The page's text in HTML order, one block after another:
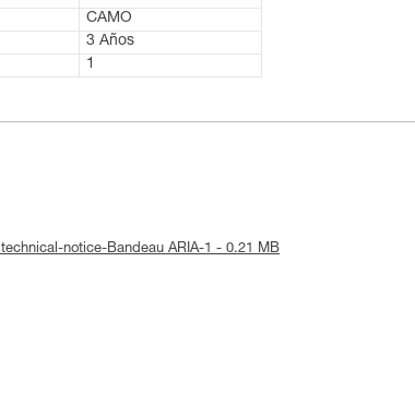
CAMO
3 Años
1
notice-Bandeau ARIA-1 - 0.21 MB